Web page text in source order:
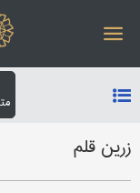
زرین قلم